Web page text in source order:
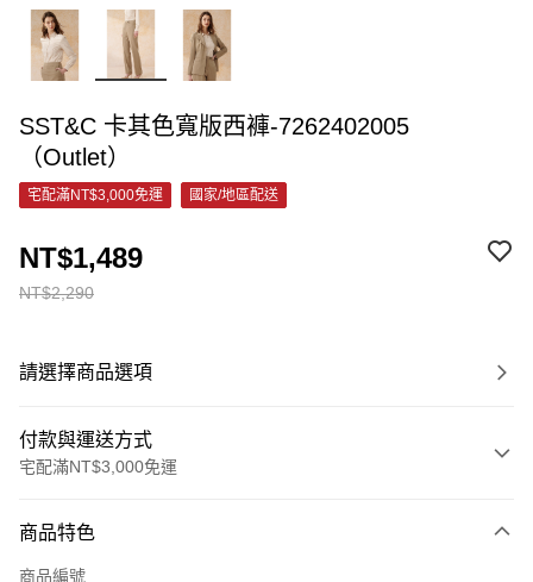
SST&C 卡其色寬版西褲-7262402005
（Outlet）
宅配滿NT$3,000免運 國家/地區配送
NT$2,290
NT$1,489
請選擇商品選項
付款與運送方式
宅配滿NT$3,000免運
信用卡一次付款
商品特色
商品編號